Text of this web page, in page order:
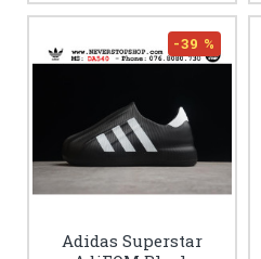
-39 %
Adidas Superstar